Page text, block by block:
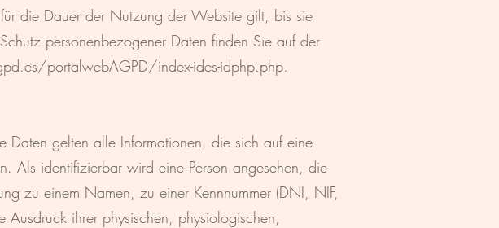
die Dauer der Nutzung der Website gilt, bis sie
personenbezogener Daten finden Sie auf der
portalwebAGPD/index-ides-idphp.php.
Daten gelten alle Informationen, die sich auf eine
Als identifizierbar wird eine Person angesehen, die
zu einem Namen, zu einer Kennnummer (DNI, NIF,
Ausdruck ihrer physischen, physiologischen,